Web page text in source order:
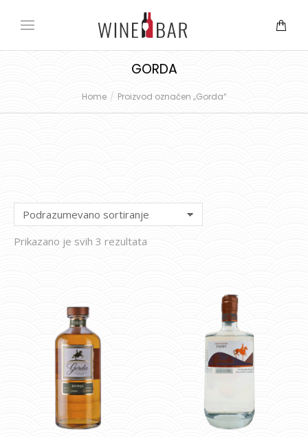
GORDA
You are here:Home Proizvod označen „Gorda“
Prikazano je svih 3 rezultata